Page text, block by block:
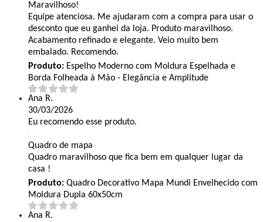
Maravilhoso!
Equipe atenciosa. Me ajudaram com a compra para usar o
desconto que eu ganhei da loja. Produto maravilhoso.
Acabamento refinado e elegante. Veio muito bem
embalado. Recomendo.
Produto: Espelho Moderno com Moldura Espelhada e
Borda Folheada à Mão - Elegância e Amplitude
Ana R.
30/03/2026
Eu recomendo esse produto.
Quadro de mapa
Quadro maravilhoso que fica bem em qualquer lugar da
casa !
Produto: Quadro Decorativo Mapa Mundi Envelhecido com
Moldura Dupla 60x50cm
Ana R.